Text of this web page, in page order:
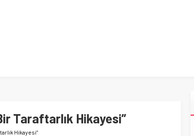
Taraftarlık Hikayesi”
Hikayesi”